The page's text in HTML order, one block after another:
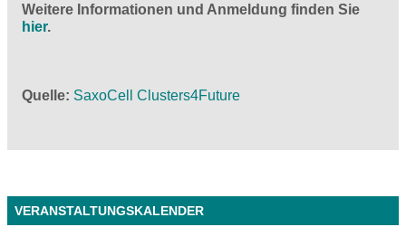
Weitere Informationen und Anmeldung finden Sie
hier.
Quelle SaxoCell Clusters4Future
VERANSTALTUNGSKALENDER